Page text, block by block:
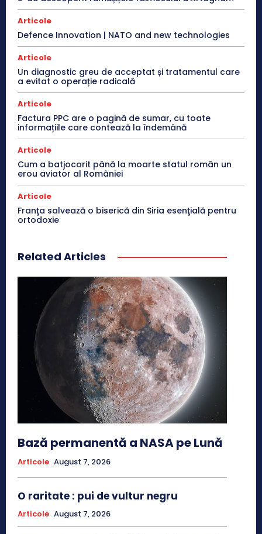
Articole
Defence Innovation | NATO and new technologies
Articole
Un diagnostic greu de acceptat și tratamentul care
a evitat o operație radicală
Articole
Factura PPC are o pagină de sumar, cu toate
informațiile care contează la îndemână
Articole
Cum a batjocorit până la moarte statul român un
erou aviator al României
Articole
Franţa salvează o biserică din Siria esenţială pentru
ortodoxie
Related Articles
Bază permanentă a NASA pe Lună
Articole August 7, 2026
O raritate : pui de vultur negru
Articole August 7, 2026